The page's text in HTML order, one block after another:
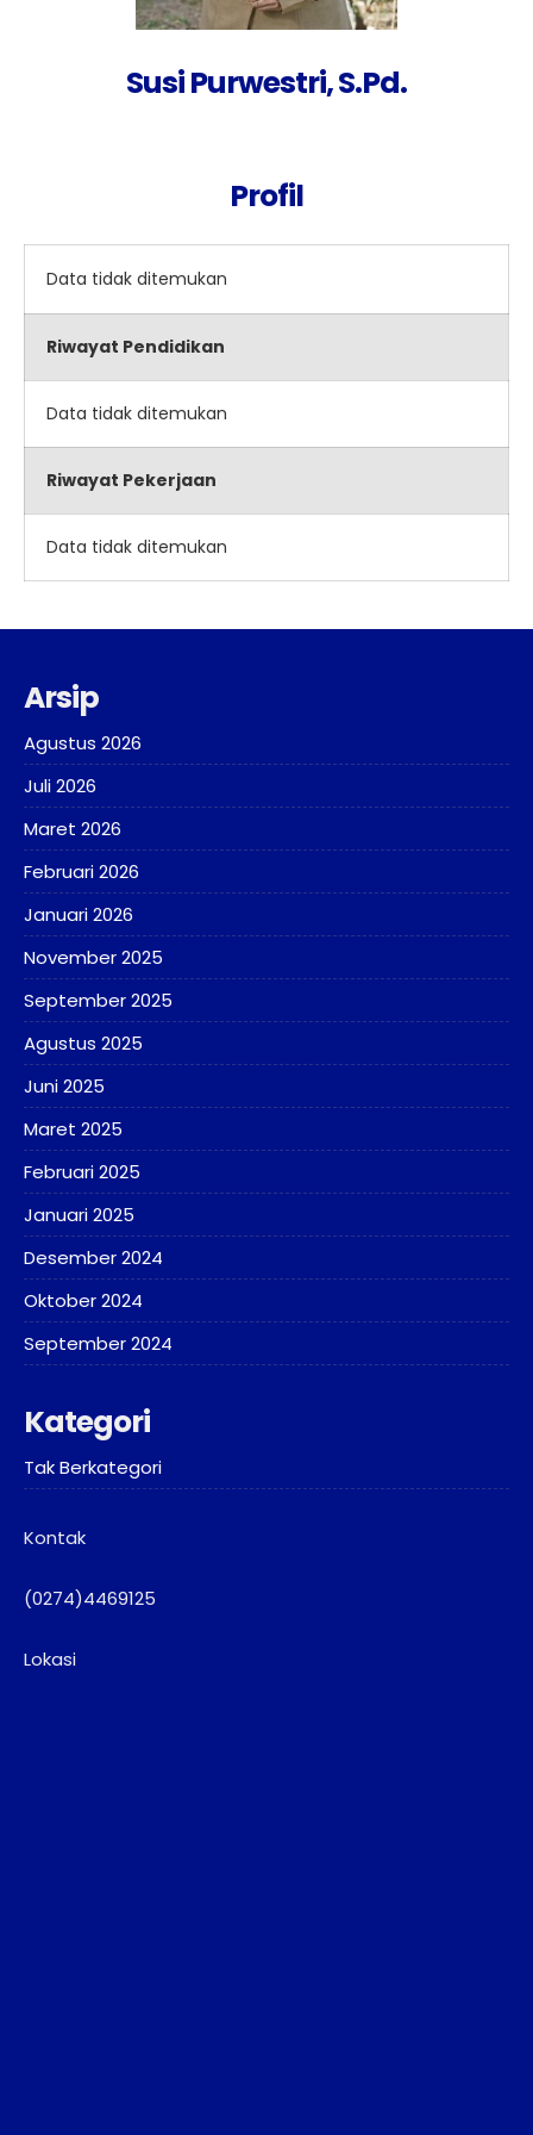
Susi Purwestri, S.Pd.
Profil
Data tidak ditemukan
Riwayat Pendidikan
Data tidak ditemukan
Riwayat Pekerjaan
Data tidak ditemukan
Arsip
Agustus 2026
Juli 2026
Maret 2026
Februari 2026
Januari 2026
November 2025
September 2025
Agustus 2025
Juni 2025
Maret 2025
Februari 2025
Januari 2025
Desember 2024
Oktober 2024
September 2024
Kategori
Tak Berkategori
Kontak
(0274)4469125
Lokasi